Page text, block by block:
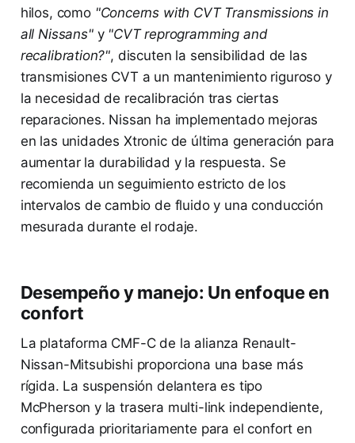
hilos, como "Concerns with CVT Transmissions in
all Nissans"y "CVT reprogramming and
recalibration?", discuten la sensibilidad de las
transmisiones CVT a un mantenimiento riguroso y
la necesidad de recalibración tras ciertas
reparaciones. Nissan ha implementado mejoras
en las unidades Xtronic de última generación para
aumentar la durabilidad y la respuesta. Se
recomienda un seguimiento estricto de los
intervalos de cambio de fluido y una conducción
mesurada durante el rodaje.
Desempeño y manejo: Un enfoque en
confort
La plataforma CMF-C de la alianza Renault-
Nissan-Mitsubishi proporciona una base más
rígida. La suspensión delantera es tipo
McPherson y la trasera multi-link independiente,
configurada prioritariamente para el confort en